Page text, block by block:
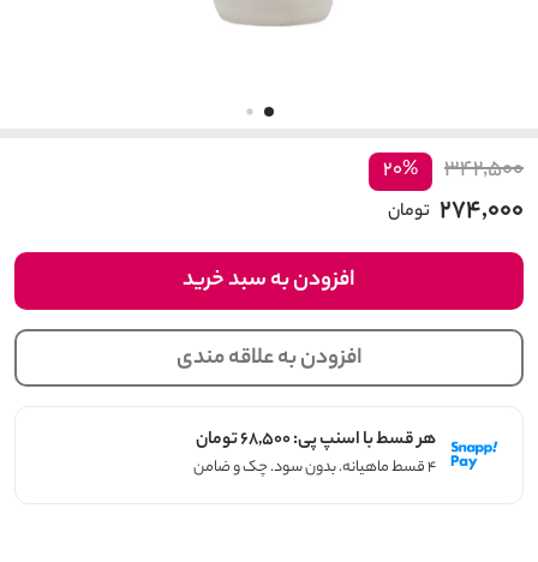
۳۴۲,۵۰۰ ۲۰%
۲۷۴,۰۰۰ تومان
افزودن به سبد خرید
افزودن به علاقه مندی
هر قسط با اسنپ پی: ۶۸,۵۰۰ تومان
۴ قسط ماهیانه. بدون سود. چک و ضامن